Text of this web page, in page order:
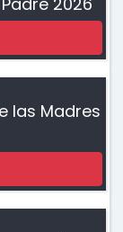
las Madres